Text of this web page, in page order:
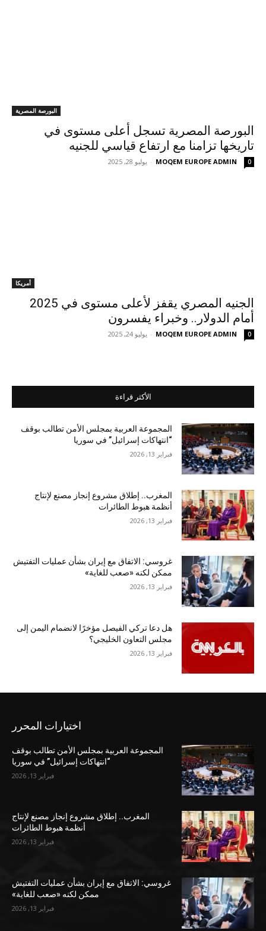
البورصة المصرية
البورصة المصرية تسجل أعلى مستوى في
تاريخها تزامنا مع ارتفاع قياسي للجنيه
MOQEM EUROPE ADMIN
- يوليو 28, 2025 0
أمريكا
الجنيه المصري يقفز لأعلى مستوى في 2025
أمام الدولار.. وخبراء يفسرون
MOQEM EUROPE ADMIN
- يوليو 24, 2025 0
الأكثر قراءة
المجموعة العربية بمجلس الأمن تطالب بوقف
“انتهاكات إسرائيل” في سوريا
فبراير 13, 2026
المغرب.. إطلاق مشروع إنجاز مصنع لإنتاج
أنظمة هبوط الطائرات
فبراير 13, 2026
غروسي: الاتفاق مع إيران بشأن عمليات التفتيش
ممكن لكنه «صعب للغاية»
فبراير 13, 2026
هل دعا تركي الفيصل مؤخرًا لانضمام اليمن إلى
مجلس التعاون الخليجي؟
فبراير 13, 2026
اختيارات المحرر
المجموعة العربية بمجلس الأمن تطالب بوقف
“انتهاكات إسرائيل” في سوريا
فبراير 13, 2026
المغرب.. إطلاق مشروع إنجاز مصنع لإنتاج
أنظمة هبوط الطائرات
فبراير 13, 2026
غروسي: الاتفاق مع إيران بشأن عمليات التفتيش
ممكن لكنه «صعب للغاية»
فبراير 13, 2026